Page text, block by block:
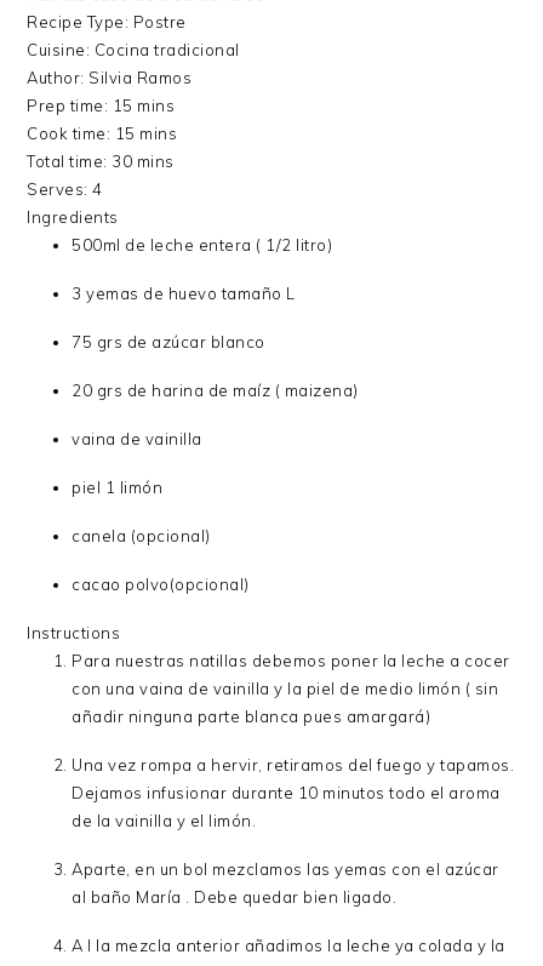
Recipe Type: Postre
Cuisine: Cocina tradicional
Author: Silvia Ramos
Prep time: 15 mins
Cook time: 15 mins
Total time: 30 mins
Serves:4
Ingredients
500ml de leche entera ( 1/2 litro)
3 yemas de huevo tamaño L
75 grs de azúcar blanco
20 grs de harina de maíz ( maizena)
vaina de vainilla
piel 1 limón
canela (opcional)
cacao polvo(opcional)
Instructions
Para nuestras natillas debemos poner la leche a cocer
con una vaina de vainilla y la piel de medio limón ( sin
añadir ninguna parte blanca pues amargará)
Una vez rompa a hervir, retiramos del fuego y tapamos.
Dejamos infusionar durante 10 minutos todo el aroma
de la vainilla y el limón.
Aparte, en un bol mezclamos las yemas con el azúcar
al baño María . Debe quedar bien ligado.
A l la mezcla anterior añadimos la leche ya colada y la